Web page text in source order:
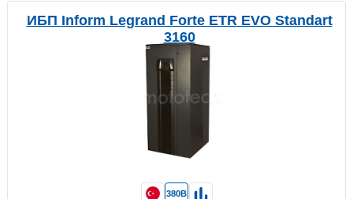
ИБП Inform Legrand Forte ETR EVO Standart
3160
380В